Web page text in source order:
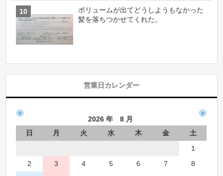
ボリュームが出てどうしようもなかった
髪を落ちつかせてくれた。
営業日カレンダー
2026 年 8 月
日
月 火 水 木 金
土
1
2
3 4 5 6 7
8